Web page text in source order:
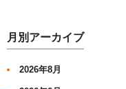
月別アーカイブ
2026年8月